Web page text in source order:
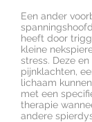
Een ander
heeft door
kleine
stress. Deze
pijnklachten,
lichaam
met een
therapie
andere